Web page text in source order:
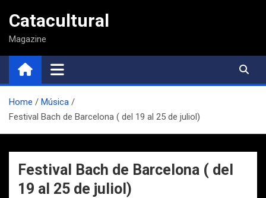
contenido
Catacultural
Magazine
Home
Música
Festival Bach de Barcelona ( del 19 al 25 de juliol)
Festival Bach de Barcelona ( del
19 al 25 de juliol)